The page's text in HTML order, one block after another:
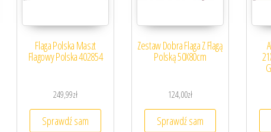
Flaga Polska Maszt
Flagowy Polska 402854
249,99zł
Sprawdź sam
Zestaw Dobra Flaga Z Flagą
Polską 50X80cm
124,00zł
Sprawdź sam